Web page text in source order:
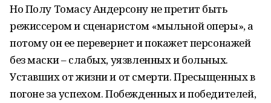
Но Полу Томасу Андерсону не претит быть
режиссером и сценаристом «мыльной оперы», а
потому он ее перевернет и покажет персонажей
без маски – слабых, уязвленных и больных.
Уставших от жизни и от смерти. Пресыщенных в
погоне за успехом. Побежденных и победителей,